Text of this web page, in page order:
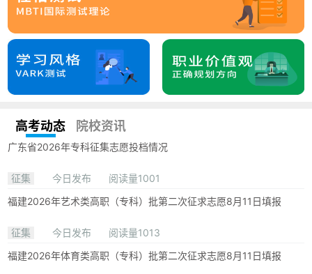
高考动态 院校资讯
广东省2026年专科征集志愿投档情况
征集 今日发布
阅读量1001
福建2026年艺术类高职（专科）批第二次征求志愿8月11日填报
征集 今日发布
阅读量1013
福建2026年体育类高职（专科）批第二次征求志愿8月11日填报